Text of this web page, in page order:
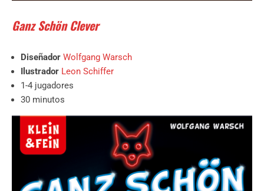
Ganz Schön Clever
Diseñador Wolfgang Warsch
Ilustrador Leon Schiffer
1-4 jugadores
30 minutos